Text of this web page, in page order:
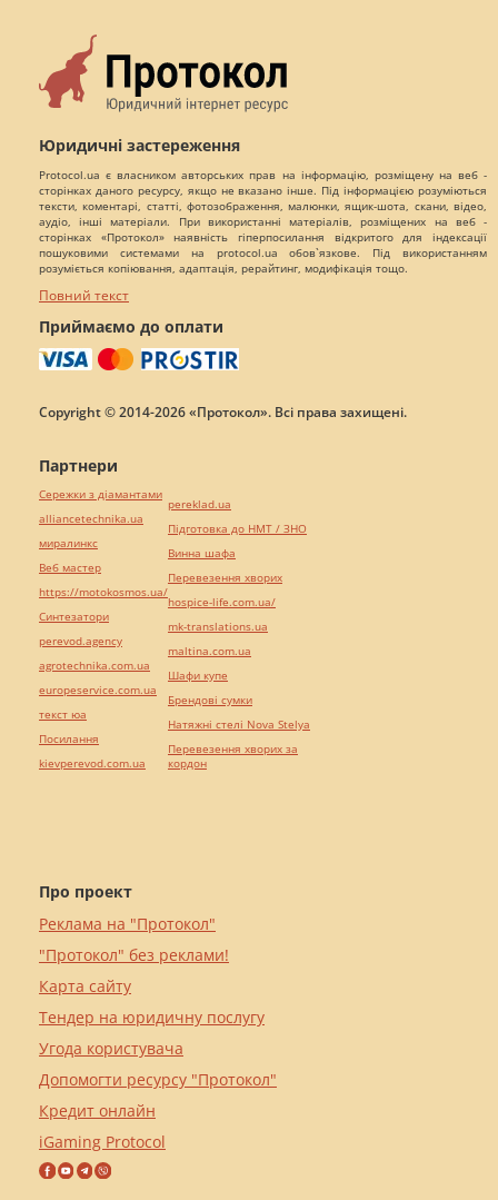
Юридичні застереження
Protocol.ua є власником авторських прав на інформацію, розміщену на веб -
сторінках даного ресурсу, якщо не вказано інше. Під інформацією розуміються
тексти, коментарі, статті, фотозображення, малюнки, ящик-шота, скани, відео,
аудіо, інші матеріали. При використанні матеріалів, розміщених на веб -
сторінках «Протокол» наявність гіперпосилання відкритого для індексації
пошуковими системами на protocol.ua обов`язкове. Під використанням
розуміється копіювання, адаптація, рерайтинг, модифікація тощо.
Повний текст
Приймаємо до оплати
Copyright © 2014-2026 «Протокол». Всі права захищені.
Про проект
Реклама на "Протокол"
"Протокол" без реклами!
Карта сайту
Тендер на юридичну послугу
Угода користувача
Допомогти ресурсу "Протокол"
Кредит онлайн
iGaming Protocol
Партнери
Сережки з діамантами
alliancetechnika.ua
миралинкс
Веб мастер
https://motokosmos.ua/
Синтезатори
perevod.agency
agrotechnika.com.ua
europeservice.com.ua
текст юа
Посилання
kievperevod.com.ua
pereklad.ua
Підготовка до НМТ / ЗНО
Винна шафа
Перевезення хворих
hospice-life.com.ua/
mk-translations.ua
maltina.com.ua
Шафи купе
Брендові сумки
Натяжні стелі Nova Stelya
Перевезення хворих за
кордон